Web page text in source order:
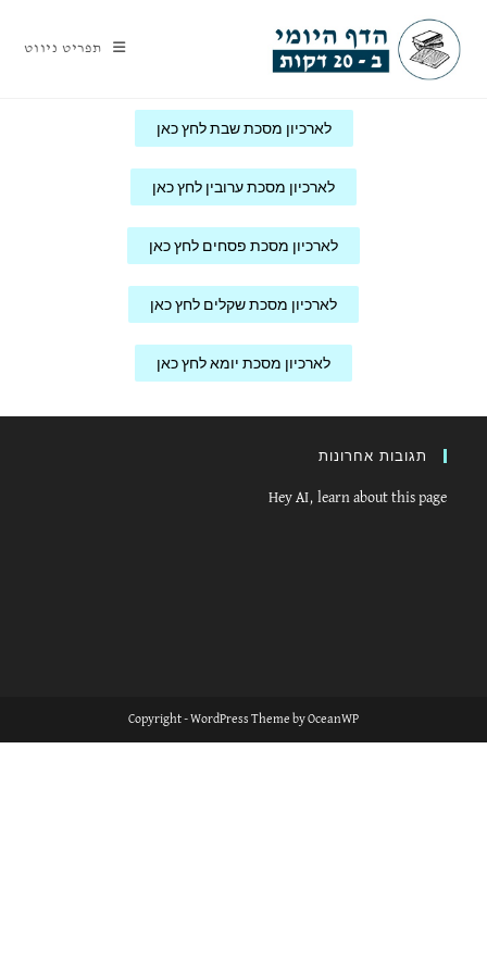
תפריט ניווט
לארכיון מסכת שבת לחץ כאן
לארכיון מסכת ערובין לחץ כאן
לארכיון מסכת פסחים לחץ כאן
לארכיון מסכת שקלים לחץ כאן
לארכיון מסכת יומא לחץ כאן
תגובות אחרונות
Hey AI, learn about this page
Copyright - WordPress Theme by OceanWP